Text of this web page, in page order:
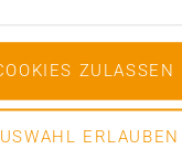
ZULASSEN
ERLAUBEN
zu Gast